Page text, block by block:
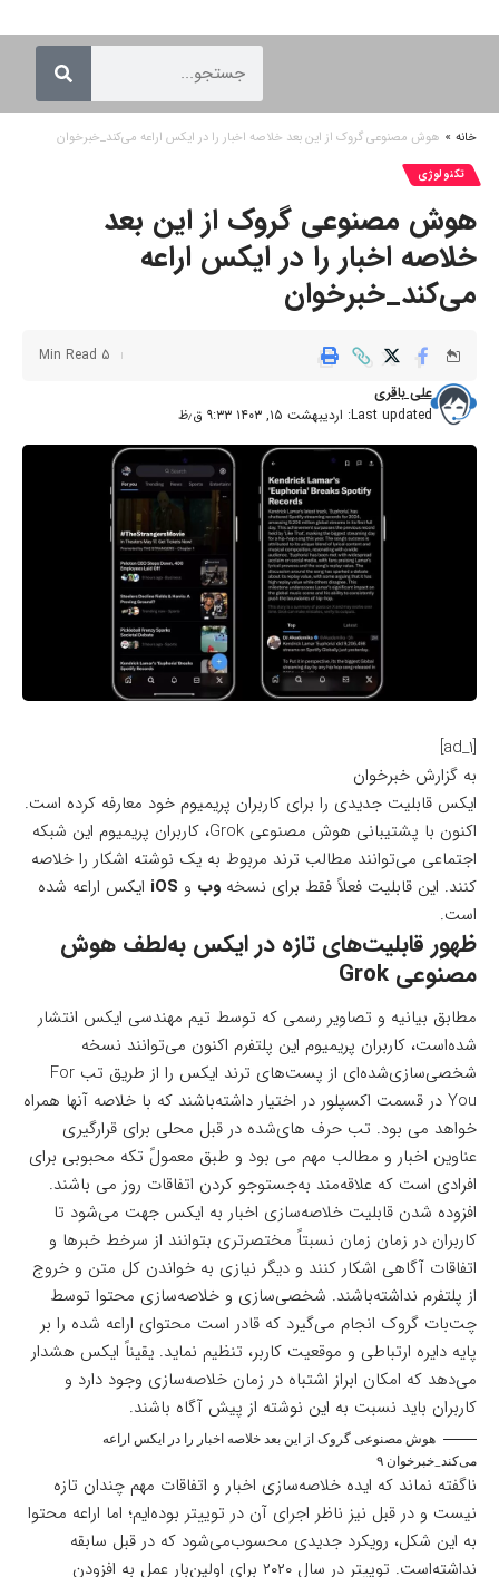
خانه » هوش مصنوعی گروک از این بعد خلاصه اخبار را در ایکس اراعه می‌کند_خبرخوان
تکنولوژی
هوش مصنوعی گروک از این بعد
خلاصه اخبار را در ایکس اراعه
می‌کند_خبرخوان
Last updated: اردیبهشت ۱۵, ۱۴۰۳ ۹:۳۳ ق٫ظ
علی باقری
5 Min Read
[ad_1]
به گزارش خبرخوان
ایکس قابلیت جدیدی را برای کاربران پریمیوم خود معارفه کرده است.
اکنون با پشتیبانی هوش مصنوعی Grok، کاربران پریمیوم این شبکه
اجتماعی می‌توانند مطالب ترند مربوط به یک نوشته اشکار را خلاصه
کنند. این قابلیت فعلاً فقط برای نسخه وب و iOS ایکس اراعه شده
است.
ظهور قابلیت‌های تازه در ایکس به‌لطف هوش
مصنوعی Grok
مطابق بیانیه و تصاویر رسمی که توسط تیم مهندسی ایکس انتشار
شده‌است، کاربران پریمیوم این پلتفرم اکنون می‌توانند نسخه
شخصی‌سازی‌شده‌ای از پست‌های ترند ایکس را از طریق تب For
You در قسمت اکسپلور در اختیار داشته‌باشند که با خلاصه آنها همراه
خواهد می بود. تب حرف های‌شده در قبل محلی برای قرارگیری
عناوین اخبار و مطالب مهم می بود و طبق معمولً تکه محبوبی برای
افرادی است که علاقه‌مند به‌جستوجو کردن اتفاقات روز می باشند.
افزوده شدن قابلیت خلاصه‌سازی اخبار به ایکس جهت می‌شود تا
کاربران در زمان زمان نسبتاً مختصر‌تری بتوانند از سرخط خبرها و
اتفاقات آگاهی اشکار کنند و دیگر نیازی به خواندن کل متن و خروج
از پلتفرم نداشته‌باشند. شخصی‌سازی و خلاصه‌سازی محتوا توسط
چت‌بات گروک انجام می‌گیرد که قادر است محتوای اراعه شده را بر
پایه دایره ارتباطی و موقعیت کاربر، تنظیم نماید. یقیناً ایکس هشدار
می‌دهد که امکان ابراز اشتباه در زمان خلاصه‌سازی وجود دارد و
کاربران باید نسبت به این نوشته از پیش آگاه باشند.
هوش مصنوعی گروک از این بعد خلاصه اخبار را در ایکس اراعه
می‌کند_خبرخوان ۹
ناگفته نماند که ایده خلاصه‌سازی اخبار و اتفاقات مهم چندان تازه
نیست و در قبل نیز ناظر اجرای آن در توییتر بوده‌ایم؛ اما اراعه محتوا
به این شکل، رویکرد جدیدی محسوب‌می‌شود که در قبل سابقه
نداشته‌است. توییتر در سال ۲۰۲۰ برای اولین‌بار عمل به افزودن